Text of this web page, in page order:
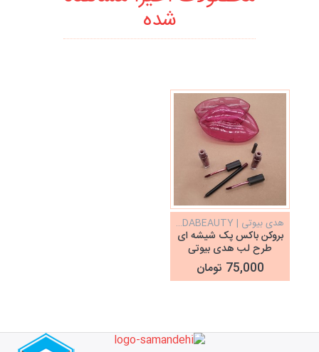
شده
هدی بیوتی | HUDABEAUTY
بروکن باکس پک شیشه ای
طرح لب هدی بیوتی
Huda Beauty
75,000 تومان